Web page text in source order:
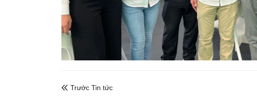
 Trước Tin tức